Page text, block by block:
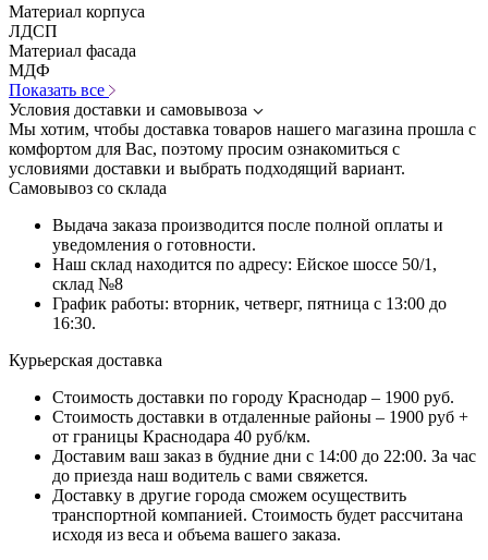
Материал корпуса
ЛДСП
Материал фасада
МДФ
Показать все
Условия доставки и самовывоза
Мы хотим, чтобы доставка товаров нашего магазина прошла с
комфортом для Вас, поэтому просим ознакомиться с
условиями доставки и выбрать подходящий вариант.
Самовывоз со склада
Выдача заказа производится после полной оплаты и
уведомления о готовности.
Наш склад находится по адресу: Ейское шоссе 50/1,
склад №8
График работы: вторник, четверг, пятница с 13:00 до
16:30.
Курьерская доставка
Стоимость доставки по городу Краснодар – 1900 руб.
Стоимость доставки в отдаленные районы – 1900 руб +
от границы Краснодара 40 руб/км.
Доставим ваш заказ в будние дни с 14:00 до 22:00. За час
до приезда наш водитель с вами свяжется.
Доставку в другие города сможем осуществить
транспортной компанией. Стоимость будет рассчитана
исходя из веса и объема вашего заказа.